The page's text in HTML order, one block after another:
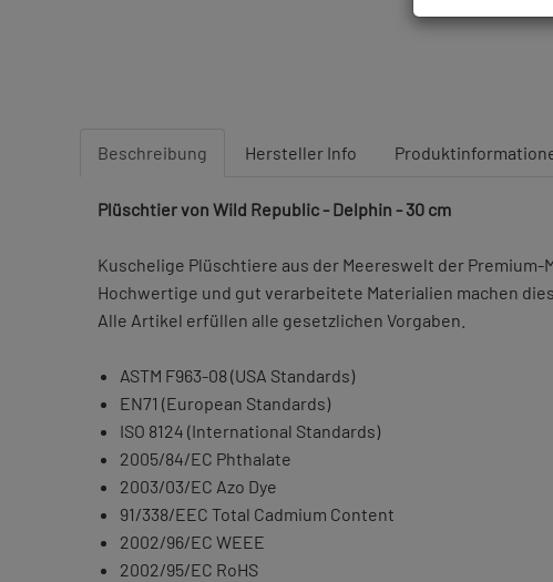
Beschreibung Hersteller Info
Plüschtier von Wild Republic - Delphin - 30 cm
Kuschelige Plüschtiere aus der Meereswelt der Premium-
Hochwertige und gut verarbeitete Materialien machen
Alle Artikel erfüllen alle gesetzlichen Vorgaben.
ASTM F963-08 (USA Standards)
EN71 (European Standards)
ISO 8124 (International Standards)
2005/84/EC Phthalate
2003/03/EC Azo Dye
91/338/EEC Total Cadmium Content
2002/96/EC WEEE
2002/95/EC RoHS